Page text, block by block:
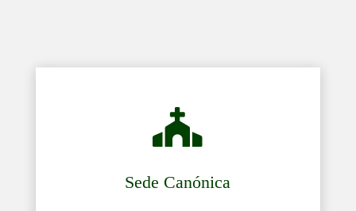

Sede Canónica